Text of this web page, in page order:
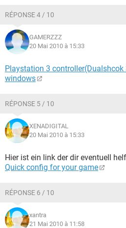
RÉPONSE 4 / 10
GAMERZZZ
20 Mai 2010 à 15:33
Playstation 3
windows
RÉPONSE 5 / 10
XENADIGITAL
20 Mai 2010 à 15:33
Hier ist ein link der dir eventuell
Quick config for your game
RÉPONSE 6 / 10
xantra
21 Mai 2010 à 11:58